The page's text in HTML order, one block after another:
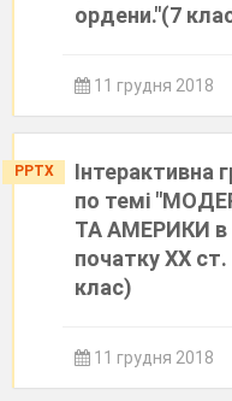
ордени."(7
11 грудня 2018
PPTX
Інтерактивна
по темі
ТА АМЕРИКИ в
початку ХХ
клас)
11 грудня 2018